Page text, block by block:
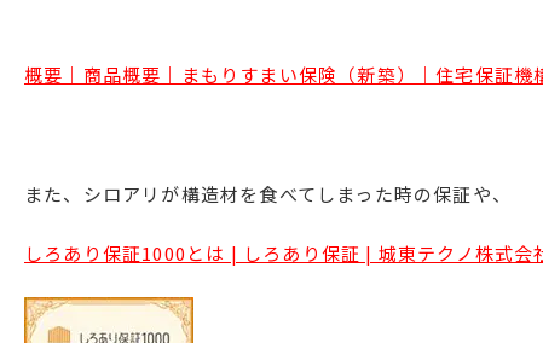
概要｜商品概要｜まもりすまい保険（新築）｜住宅保証
また、シロアリが構造材を食べてしまった時の保証や、
しろあり保証1000とは | しろあり保証 | 城東テクノ株式